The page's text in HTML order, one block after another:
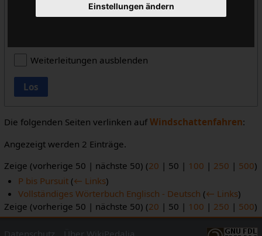
Einstellungen ändern
Vorlageneinbindungen ausblenden
Weiterleitungen ausblenden
Los
Die folgenden Seiten verlinken aufWindschattenfahren:
Angezeigt werden 2 Einträge.
Zeige (vorherige 50 | nächste 50) (20 | 50 | 100 | 250 | 500)
P bis Pursuit (← Links)
Vollständiges Wörterbuch Englisch - Deutsch (← Links)
Zeige (vorherige 50 | nächste 50) (20 | 50 | 100 | 250 | 500)